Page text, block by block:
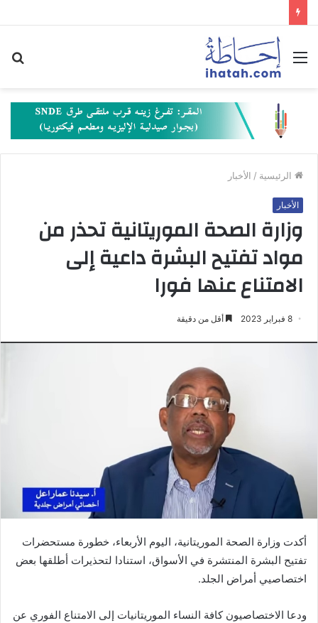
القائمة
الرئيسية / الأخبار
الأخبار
وزارة الصحة الموريتانية تحذر من
مواد تفتيح البشرة داعية إلى
الامتناع عنها فورا
8 فبراير 2023 أقل من دقيقة
أكدت وزارة الصحة الموريتانية، اليوم الأربعاء، خطورة مستحضرات
تفتيح البشرة المنتشرة في الأسواق، استنادا لتحذيرات أطلقها بعض
اختصاصيي أمراض الجلد.
ودعا الاختصاصيون كافة النساء الموريتانيات إلى الامتناع الفوري عن